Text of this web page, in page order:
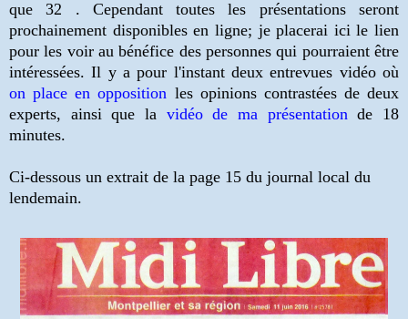
que 32 . Cependant toutes les présentations seront
prochainement disponibles en ligne; je placerai ici le lien
pour les voir au bénéfice des personnes qui pourraient être
intéressées. Il y a pour l'instant deux entrevues vidéo où
on place en opposition les opinions contrastées de deux
experts, ainsi que la vidéo de ma présentationde 18
minutes.
Ci-dessous un extrait de la page 15 du journal local du
lendemain.